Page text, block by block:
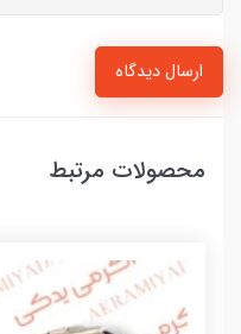
ارسال دیدگاه
محصولات مرتبط